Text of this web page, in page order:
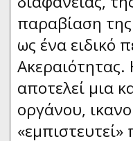
παραβίαση
ως ένα ειδικό
αποτελεί μια
οργάνου,